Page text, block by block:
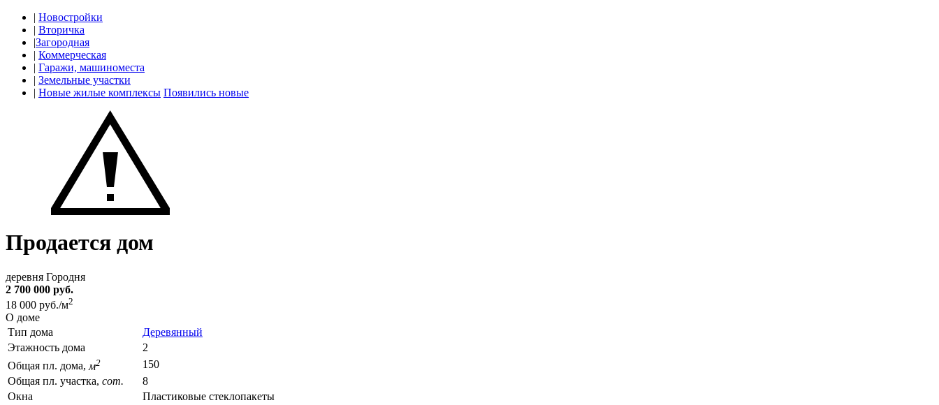
| Новостройки
| Вторичка
|Загородная
| Коммерческая
| Гаражи, машиноместа
| Земельные участки
| Новые жилые комплексы Появились новые
Продается дом
деревня Городня
2 700 000 руб.
18 000 руб./м2
О доме
Тип дома
Деревянный
Этажность дома
2
Общая пл. дома, м2
150
Общая пл. участка, сот.
8
Окна
Пластиковые стеклопакеты